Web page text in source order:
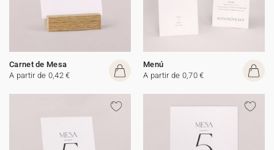
Carnet de Mesa
A partir de 0,42 €
Menú
A partir de 0,70 €